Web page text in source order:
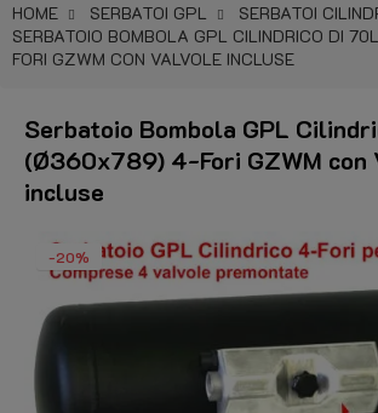
HOME SERBATOI GPL
SERBATOI
SERBATOIO BOMBOLA GPL CILINDRICO DI
FORI GZWM CON VALVOLE INCLUSE
Serbatoio Bombola GPL
(Ø360x789) 4-Fori GZWM con
incluse
-20%